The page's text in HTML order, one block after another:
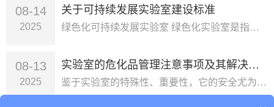
08-14
2025
关于可持续发展实验室建设标准
绿色化可持续发展实验室 绿色化实验室是指注重环保、节约资源、高质高效的实验室。绿色化实验室不仅关注实验室内的高效运作和科···
08-13
2025
实验室的危化品管理注意事项及其解决办法
鉴于实验室的特殊性、重要性，它的安全尤为重要。然而，在实验室安全方面，它能否管理好取决于许多方面。例如，相关实验室工作人···